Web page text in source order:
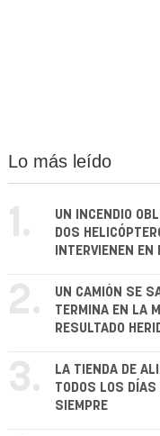
Lo más leído
1.
UN INCENDIO
DOS
INTERVIENEN EN
2.
UN CAMIÓN SE
TERMINA EN LA
RESULTADO
3.
LA TIENDA DE
TODOS LOS
SIEMPRE